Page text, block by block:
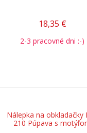
18,35 €
2-3 pracovné dni :-)
Nálepka na obkladačky
210 Púpava s